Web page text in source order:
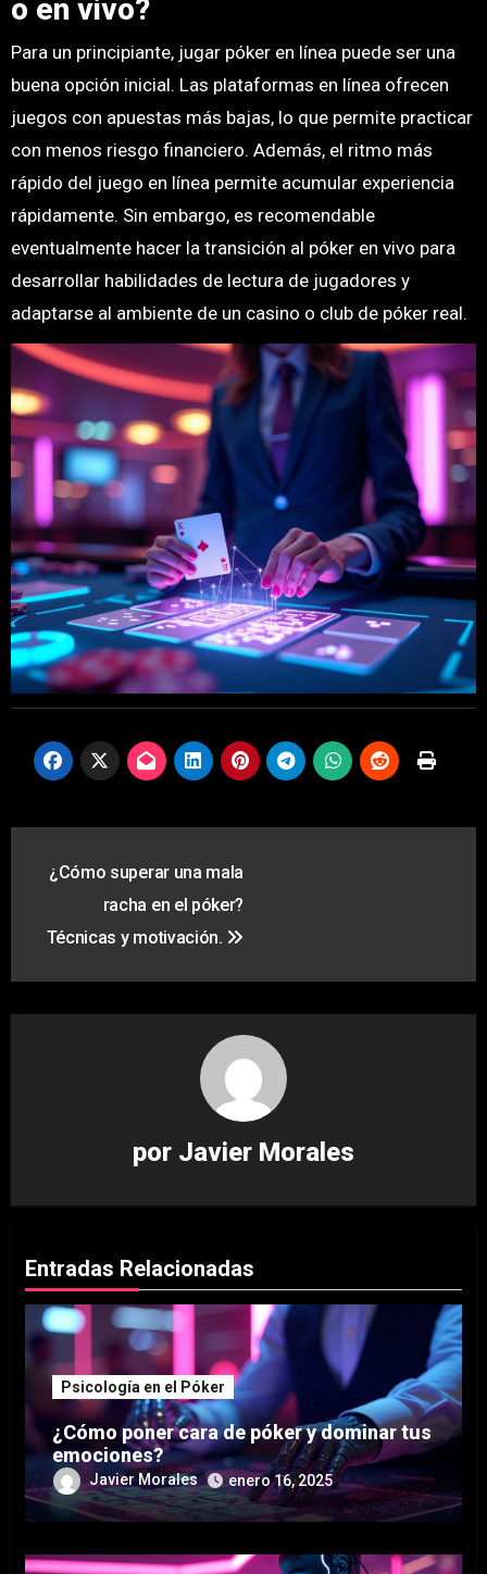
o en vivo?
Para un principiante, jugar póker en línea puede ser una
buena opción inicial. Las plataformas en línea ofrecen
juegos con apuestas más bajas, lo que permite practicar
con menos riesgo financiero. Además, el ritmo más
rápido del juego en línea permite acumular experiencia
rápidamente. Sin embargo, es recomendable
eventualmente hacer la transición al póker en vivo para
desarrollar habilidades de lectura de jugadores y
adaptarse al ambiente de un casino o club de póker real.
entradas
¿Cómo superar una mala
racha en el póker?
Técnicas y motivación.
por Javier Morales
Entradas Relacionadas
Psicología en el Póker
¿Cómo poner cara de póker y dominar tus
emociones?
Javier Morales enero 16, 2025